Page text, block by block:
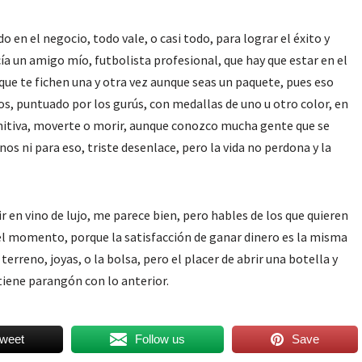
en el negocio, todo vale, o casi todo, para lograr el éxito y
un amigo mío, futbolista profesional, que hay que estar en el
te fichen una y otra vez aunque seas un paquete, pues eso
puntuado por los gurús, con medallas de uno u otro color, en
moverte o morir, aunque conozco mucha gente que se
ni para eso, triste desenlace, pero la vida no perdona y la
vino de lujo, me parece bien, pero hables de los que quieren
porque la satisfacción de ganar dinero es la misma
joyas, o la bolsa, pero el placer de abrir una botella y
parangón con lo anterior.
Follow us Save